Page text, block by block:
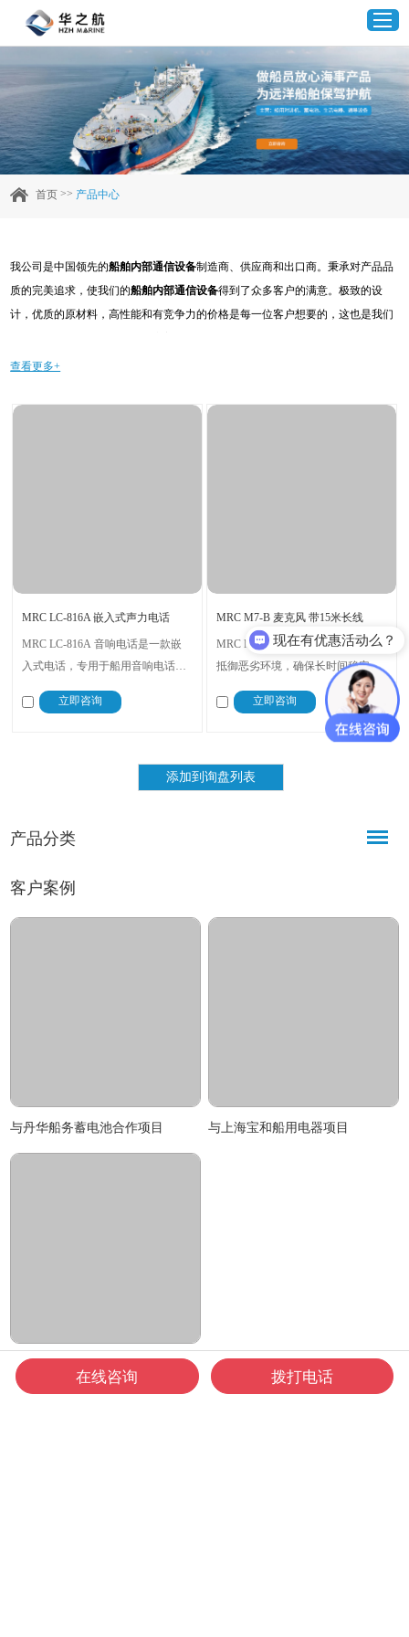
首页
产品中心
客户案例
新闻资讯
首页 >> 产品中心
我公司是中国领先的船舶内部通信设备制造商、供应商和出口商。秉承对产品品
质的完美追求，使我们的船舶内部通信设备得到了众多客户的满意。极致的设
计，优质的原材料，高性能和有竞争力的价格是每一位客户想要的，这也是我们
船舶内部通信设备
查看更多+
MRC LC-816A 嵌入式声力电话
MRC LC-816A 音响电话是一款嵌
入式电话，专用于船用音响电话系
立即咨询
MRC M7-B 麦克风 带15米长线
MRC M7-B麦克风，坚固耐用，能
抵御恶劣环境，确保长时间稳定工
作。长电缆设计，便于灵活布置，
减少布线限制。专业音频捕捉能
力，即使在嘈杂环境中也能保证语
通信场景。
立即咨询
产品分类
客户案例
与丹华船务蓄电池合作项目 与上海宝和船用电器项目
华之航与布鲁船舶达成长期合作
现在有优惠活动么？
在线咨询 拨打电话